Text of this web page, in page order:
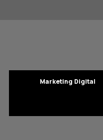
Marketing Digital